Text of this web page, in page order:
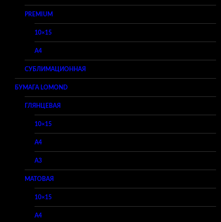
PREMIUM
10×15
A4
СУБЛИМАЦИОННАЯ
БУМАГА LOMOND
ГЛЯНЦЕВАЯ
10×15
A4
A3
МАТОВАЯ
10×15
A4